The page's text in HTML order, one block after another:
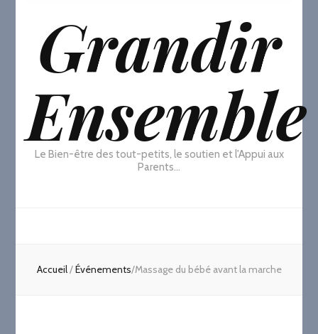
Grandir
Ensemble
Le Bien-être des tout-petits, le soutien et l'Appui aux
Parents…
Accueil/Événements/Massage du bébé avant la marche